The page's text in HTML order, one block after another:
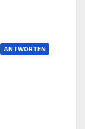
ANTWORTEN